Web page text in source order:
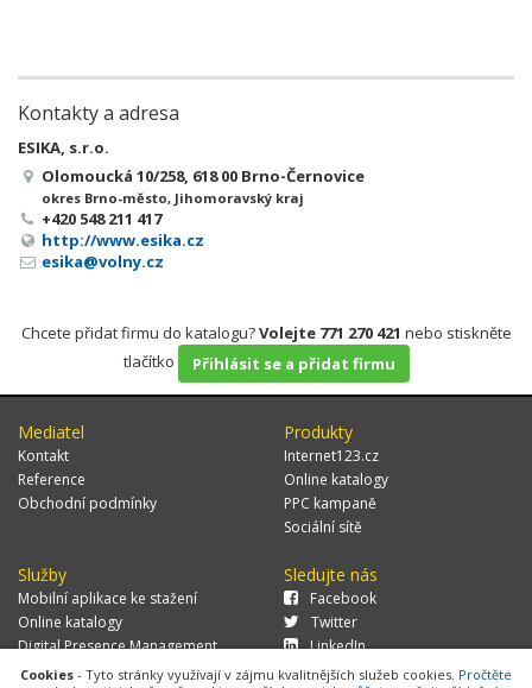
Kontakty a adresa
ESIKA, s.r.o.
Olomoucká 10/258, 618 00 Brno-Černovice
okres Brno-město, Jihomoravský kraj
+420 548 211 417
http://www.esika.cz
esika@volny.cz
Chcete přidat firmu do katalogu?Volejte 771 270 421 nebo stiskněte
tlačítko
Přihlásit se a přidat firmu
Mediatel
Kontakt
Reference
Obchodní podmínky
Produkty
Internet123.cz
Online katalogy
PPC kampaně
Sociální sítě
Služby
Mobilní aplikace ke stažení
Online katalogy
Digital Presence Management
Více zákazníků
Sledujte nás
Facebook
Twitter
LinkedIn
Cookies - Tyto stránky využívají v zájmu kvalitnějších služeb cookies. Pročtěte